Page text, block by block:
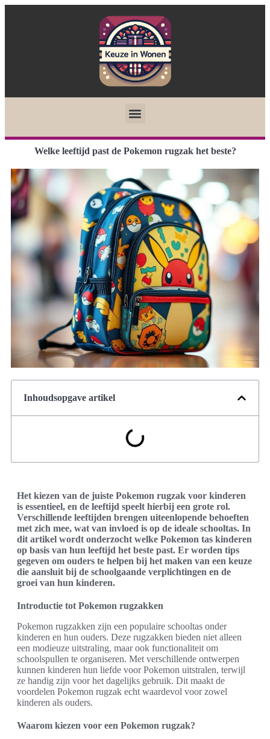
Welke leeftijd past de Pokemon rugzak het beste?
Inhoudsopgave artikel
Het kiezen van de juiste Pokemon rugzak voor kinderen
is essentieel, en de leeftijd speelt hierbij een grote rol.
Verschillende leeftijden brengen uiteenlopende behoeften
met zich mee, wat van invloed is op de ideale schooltas. In
dit artikel wordt onderzocht welke Pokemon tas kinderen
op basis van hun leeftijd het beste past. Er worden tips
gegeven om ouders te helpen bij het maken van een keuze
die aansluit bij de schoolgaande verplichtingen en de
groei van hun kinderen.
Introductie tot Pokemon rugzakken
Pokemon rugzakken zijn een populaire schooltas onder
kinderen en hun ouders. Deze rugzakken bieden niet alleen
een modieuze uitstraling, maar ook functionaliteit om
schoolspullen te organiseren. Met verschillende ontwerpen
kunnen kinderen hun liefde voor Pokemon uitstralen, terwijl
ze handig zijn voor het dagelijks gebruik. Dit maakt de
voordelen Pokemon rugzak echt waardevol voor zowel
kinderen als ouders.
Waarom kiezen voor een Pokemon rugzak?